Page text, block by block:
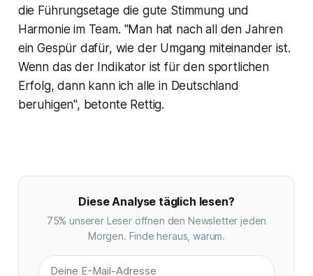
die Führungsetage die gute Stimmung und
Harmonie im Team. "Man hat nach all den Jahren
ein Gespür dafür, wie der Umgang miteinander ist.
Wenn das der Indikator ist für den sportlichen
Erfolg, dann kann ich alle in Deutschland
beruhigen", betonte Rettig.
Diese Analyse täglich lesen?
75% unserer Leser öffnen den Newsletter jeden
Morgen. Finde heraus, warum.